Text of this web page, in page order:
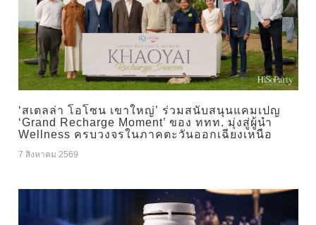
‘สเตลล่า โอโซน เขาใหญ่’ ร่วมสนับสนุนแคมเปญ
‘Grand Recharge Moment’ ของ ททท. มุ่งสู่ผู้นำ
Wellness ครบวงจรในภาคตะวันออกเฉียงเหนือ
7 สิงหาคม 2569